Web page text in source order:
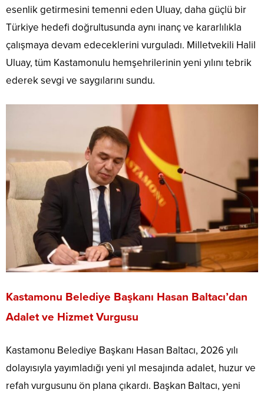
esenlik getirmesini temenni eden Uluay, daha güçlü bir
Türkiye hedefi doğrultusunda aynı inanç ve kararlılıkla
çalışmaya devam edeceklerini vurguladı. Milletvekili Halil
Uluay, tüm Kastamonulu hemşehrilerinin yeni yılını tebrik
ederek sevgi ve saygılarını sundu.
Kastamonu Belediye Başkanı Hasan Baltacı’dan
Adalet ve Hizmet Vurgusu
Kastamonu Belediye Başkanı Hasan Baltacı, 2026 yılı
dolayısıyla yayımladığı yeni yıl mesajında adalet, huzur ve
refah vurgusunu ön plana çıkardı. Başkan Baltacı, yeni